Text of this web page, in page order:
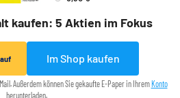
kaufen: 5 Aktien im Fokus
Im Shop kaufen
Außerdem können Sie gekaufte E-Paper in Ihrem Konto
herunterladen.